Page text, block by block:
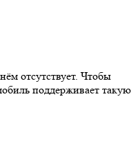
отсутствует. Чтобы
поддерживает такую